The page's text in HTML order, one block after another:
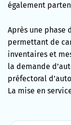
également
Après une phase
permettant de
inventaires et
la demande
préfectoral
La mise en